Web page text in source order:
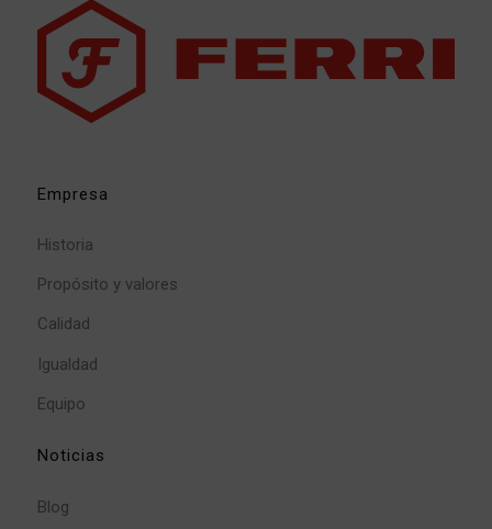
Empresa
Historia
Propósito y valores
Calidad
Igualdad
Equipo
Noticias
Blog